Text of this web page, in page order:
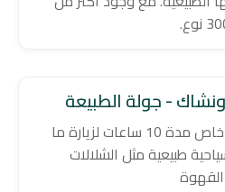
- جولة الطبيعة
يوم اخر مع سائق خاص مدة 10 ساعات لزيارة ما
طبيعية مثل الشلالات